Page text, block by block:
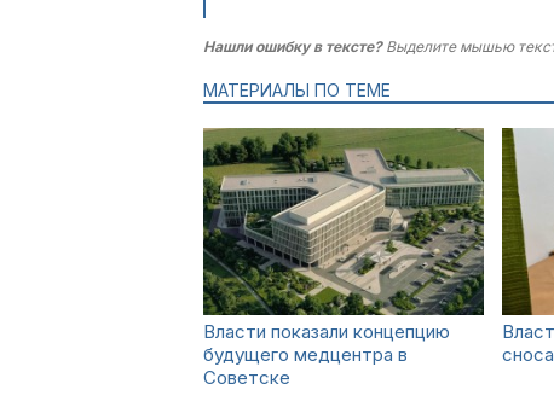
Нашли ошибку в тексте?Выделите мышью
МАТЕРИАЛЫ ПО ТЕМЕ
Власти показали концепцию
будущего медцентра в
Советске